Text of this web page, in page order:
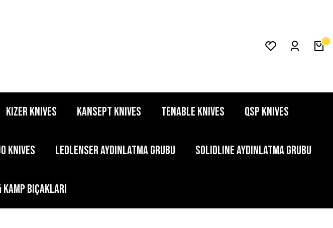
KIZER KNIVES KANSEPT KNIVES TENABLE KNIVES QSP KNIVES
KNIVES LEDLENSER AYDINLATMA GRUBU SOLIDLINE AYDINLATMA GRUBU
KAMP BIÇAKLARI